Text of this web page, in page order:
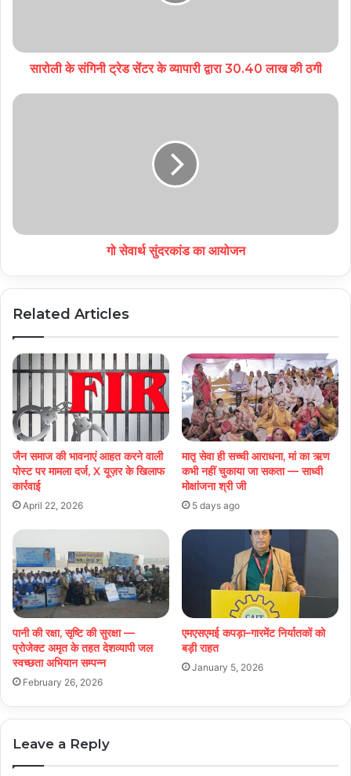
सारोली के संगिनी ट्रेड सेंटर के व्यापारी द्वारा 30.40 लाख की ठगी
गो सेवार्थ सुंदरकांड का आयोजन
Related Articles
जैन समाज की भावनाएं आहत करने वाली
पोस्ट पर मामला दर्ज, X यूज़र के खिलाफ
कार्रवाई
April 22, 2026
मातृ सेवा ही सच्ची आराधना, मां का ऋण
कभी नहीं चुकाया जा सकता — साध्वी
मोक्षांजना श्री जी
5 days ago
पानी की रक्षा, सृष्टि की सुरक्षा —
प्रोजेक्ट अमृत के तहत देशव्यापी जल
स्वच्छता अभियान सम्पन्न
February 26, 2026
एमएसएमई कपड़ा–गारमेंट निर्यातकों को
बड़ी राहत
January 5, 2026
Leave a Reply